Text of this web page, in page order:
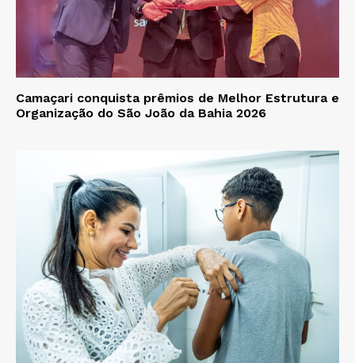
Camaçari conquista prêmios de Melhor Estrutura e
Organização do São João da Bahia 2026